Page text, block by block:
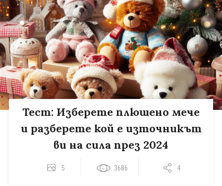
Тест: Изберете плюшено мече
и разберете кой е източникът
ви на сила през 2024
5 3686 4